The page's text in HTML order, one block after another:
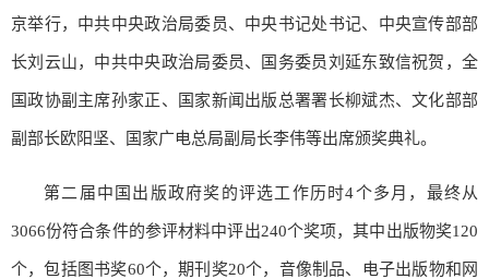
京举行，中共中央政治局委员、中央书记处书记、中央宣传部部
长刘云山，中共中央政治局委员、国务委员刘延东致信祝贺，全
国政协副主席孙家正、国家新闻出版总署署长柳斌杰、文化部部
副部长欧阳坚、国家广电总局副局长李伟等出席颁奖典礼。
第二届中国出版政府奖的评选工作历时4个多月，最终从
3066份符合条件的参评材料中评出240个奖项，其中出版物奖120
个，包括图书奖60个，期刊奖20个，音像制品、电子出版物和网